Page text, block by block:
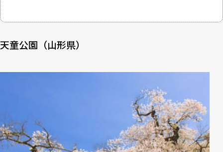
天童公園（山形県）